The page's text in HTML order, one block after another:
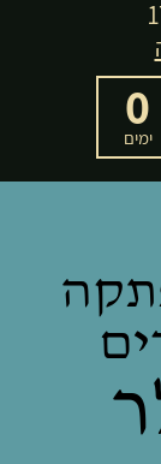
0
ימים